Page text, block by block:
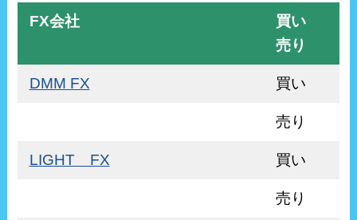
FX会社
買い
売り
DMM FX 買い
売り
LIGHT FX 買い
売り